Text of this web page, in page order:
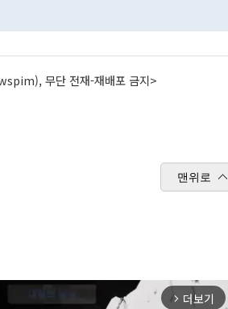
무단 전재-재배포 금지>
맨위로
arrow_forward_ios 더보기